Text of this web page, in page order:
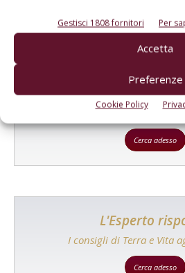
Gestisci 1808 fornitori Per
Accetta
Preferenze
Cookie Policy
Catalogo Aziende
Un modo semplice per
prodotto!
Cerca adesso
L'Esperto
I consigli di Terra e Vita
Cerca adesso